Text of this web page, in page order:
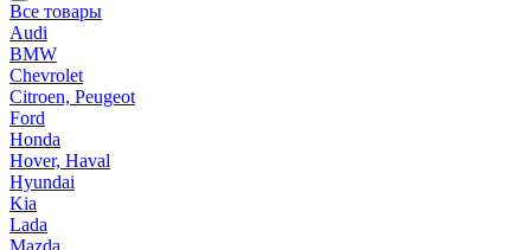
Все товары
Audi
BMW
Chevrolet
Citroen, Peugeot
Ford
Honda
Hover, Haval
Hyundai
Kia
Lada